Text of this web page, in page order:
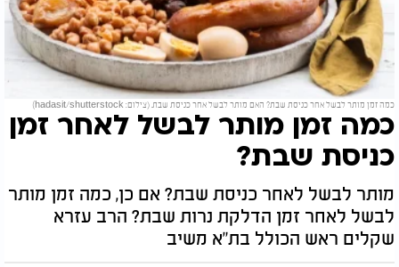
כמה זמן מותר לבשל אחר כניסת שבת? האם מותר לבשל אחר כניסת שבת. (צילום: hadasit/shutterstock)
כמה זמן מותר לבשל לאחר זמן
כניסת שבת?
מותר לבשל לאחר כניסת שבת? אם כן, כמה זמן מותר
לבשל לאחר זמן הדלקת נרות שבת? הרב עזרא
שקלים ראש הכולל בת"א משיב